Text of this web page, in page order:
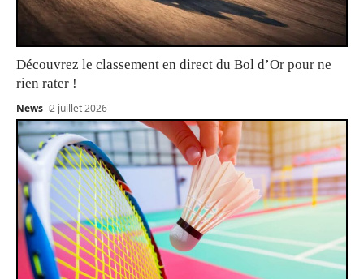
Découvrez le classement en direct du Bol d’Or pour ne
rien rater !
News 2 juillet 2026